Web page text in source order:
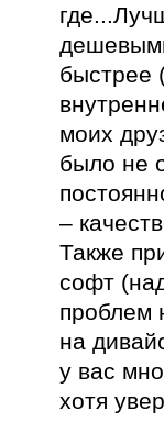
быстрее
моих
было не
–
Также
софт
проблем
на
у вас
хотя